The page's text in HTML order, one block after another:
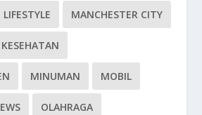
LIFESTYLE MANCHESTER CITY
MINUMAN MOBIL
OLAHRAGA